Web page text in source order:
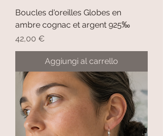
Boucles d'oreilles Globes en
ambre cognac et argent 925‰
Prezzo
42,00 €
Aggiungi al carrello